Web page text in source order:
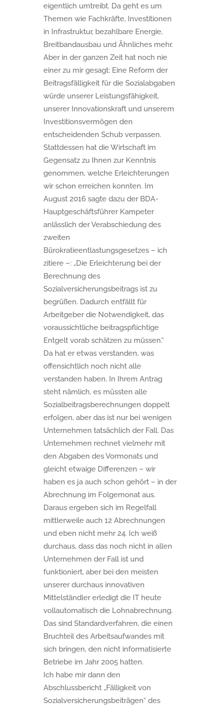
eigentlich umtreibt. Da geht es um
Themen wie Fachkräfte, Investitionen
in Infrastruktur, bezahlbare Energie,
Breitbandausbau und Ähnliches mehr.
Aber in der ganzen Zeit hat noch nie
einer zu mir gesagt: Eine Reform der
Beitragsfälligkeit für die Sozialabgaben
würde unserer Leistungsfähigkeit,
unserer Innovationskraft und unserem
Investitionsvermögen den
entscheidenden Schub verpassen.
Stattdessen hat die Wirtschaft im
Gegensatz zu Ihnen zur Kenntnis
genommen, welche Erleichterungen
wir schon erreichen konnten. Im
August 2016 sagte dazu der BDA-
Hauptgeschäftsführer Kampeter
anlässlich der Verabschiedung des
zweiten
Bürokratieentlastungsgesetzes – ich
zitiere –: „Die Erleichterung bei der
Berechnung des
Sozialversicherungsbeitrags ist zu
begrüßen. Dadurch entfällt für
Arbeitgeber die Notwendigkeit, das
voraussichtliche beitragspflichtige
Entgelt vorab schätzen zu müssen.“
Da hat er etwas verstanden, was
offensichtlich noch nicht alle
verstanden haben. In Ihrem Antrag
steht nämlich, es müssten alle
Sozialbeitragsberechnungen doppelt
erfolgen, aber das ist nur bei wenigen
Unternehmen tatsächlich der Fall. Das
Unternehmen rechnet vielmehr mit
den Abgaben des Vormonats und
gleicht etwaige Differenzen – wir
haben es ja auch schon gehört – in der
Abrechnung im Folgemonat aus.
Daraus ergeben sich im Regelfall
mittlerweile auch 12 Abrechnungen
und eben nicht mehr 24. Ich weiß
durchaus, dass das noch nicht in allen
Unternehmen der Fall ist und
funktioniert, aber bei den meisten
unserer durchaus innovativen
Mittelständler erledigt die IT heute
vollautomatisch die Lohnabrechnung.
Das sind Standardverfahren, die einen
Bruchteil des Arbeitsaufwandes mit
sich bringen, den nicht informatisierte
Betriebe im Jahr 2005 hatten.
Ich habe mir dann den
Abschlussbericht „Fälligkeit von
Sozialversicherungsbeiträgen“ des